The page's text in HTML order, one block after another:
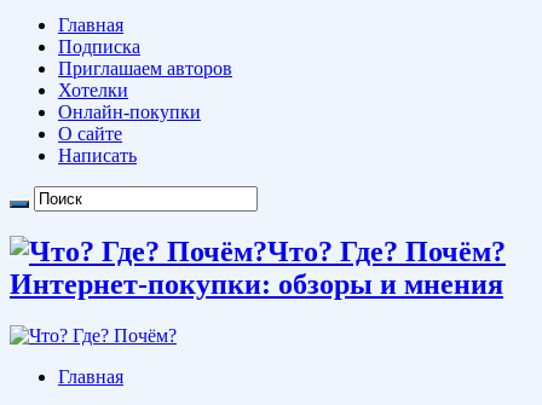
Главная
Подписка
Приглашаем авторов
Хотелки
Онлайн-покупки
О сайте
Написать
Что? Где? Почём?
Интернет-покупки: обзоры и мнения
Главная